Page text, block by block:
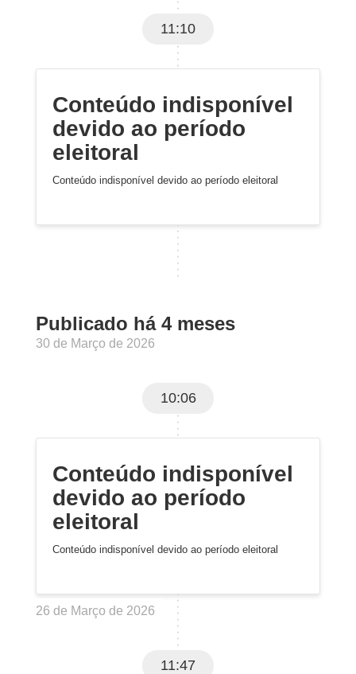
11:10
Conteúdo indisponível
devido ao período
eleitoral
Conteúdo indisponível devido ao período eleitoral
Publicado há 4 meses
30 de Março de 2026
10:06
Conteúdo indisponível
devido ao período
eleitoral
Conteúdo indisponível devido ao período eleitoral
26 de Março de 2026
11:47